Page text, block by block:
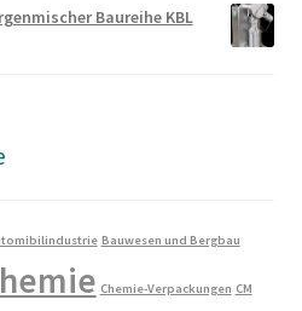
Baureihe KBL
Bauwesen und Bergbau
Chemie-Verpackungen CM